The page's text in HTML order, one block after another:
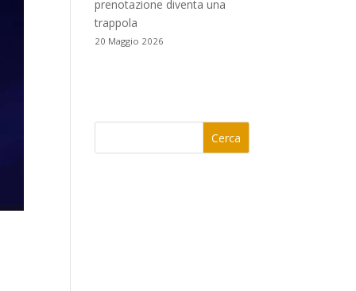
prenotazione diventa una
trappola
20 Maggio 2026
Cerca